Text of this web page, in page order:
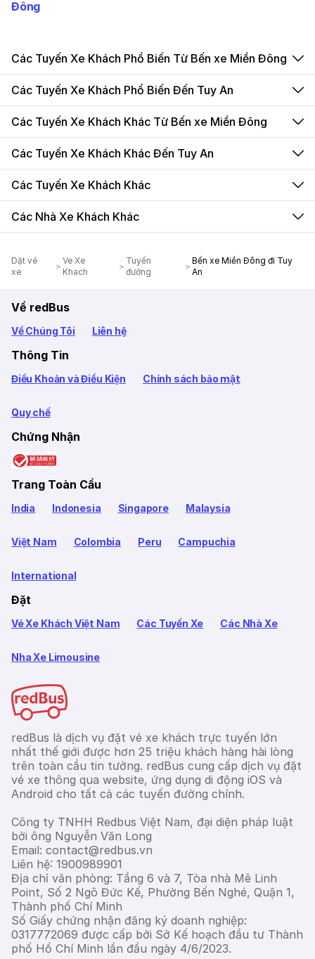
Đông
Các Tuyến Xe Khách Phổ Biến Từ Bến xe Miền Đông
Các Tuyến Xe Khách Phổ Biến Đến Tuy An
Các Tuyến Xe Khách Khác Từ Bến xe Miền Đông
Các Tuyến Xe Khách Khác Đến Tuy An
Các Tuyến Xe Khách Khác
Các Nhà Xe Khách Khác
Dặt vé
xe
Ve Xe
Khach
Tuyến
đường
Bến xe Miền Đông đi Tuy
An
Về redBus
Về Chúng Tôi Liên hệ
Thông Tin
Điều Khoản và Điều Kiện Chính sách bảo mật
Quy chế
Chứng Nhận
Trang Toàn Cầu
India Indonesia Singapore Malaysia
Việt Nam Colombia Peru Campuchia
International
Đặt
Vé Xe Khách Việt Nam Các Tuyến Xe Các Nhà Xe
Nha Xe Limousine
redBus là dịch vụ đặt vé xe khách trực tuyến lớn
nhất thế giới được hơn 25 triệu khách hàng hài lòng
trên toàn cầu tin tưởng. redBus cung cấp dịch vụ đặt
vé xe thông qua website, ứng dụng di động iOS và
Android cho tất cả các tuyến đường chính.
Công ty TNHH Redbus Việt Nam, đại diện pháp luật
bởi ông Nguyễn Văn Long
Email: contact@redbus.vn
Liên hệ: 1900989901
Địa chỉ văn phòng: Tầng 6 và 7, Tòa nhà Mê Linh
Point, Số 2 Ngô Đức Kế, Phường Bến Nghé, Quận 1,
Thành phố Chí Minh
Số Giấy chứng nhận đăng ký doanh nghiệp:
0317772069 được cấp bởi Sở Kế hoạch đầu tư Thành
phố Hồ Chí Minh lần đầu ngày 4/6/2023.